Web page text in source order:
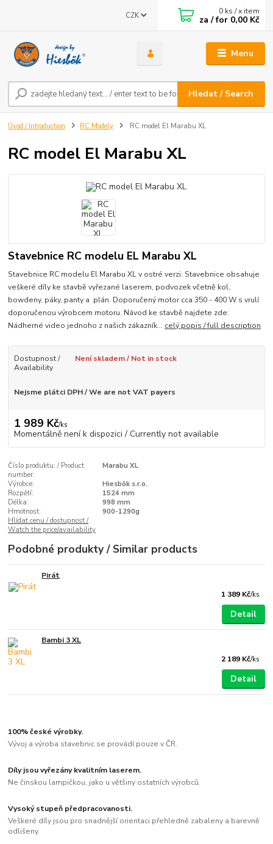
Menu
CZK
Hledat / Search
0 ks / x item
za / for 0,00 Kč
Úvod / Introduction RC Modely RC model El Marabu XL
RC model El Marabu XL
Stavebnice RC modelu EL Marabu XL
Stavebnice RC modelu El Marabu XL v ostré verzi. Stavebnice obsahuje
veškeré díly ke stavbě vyřezané laserem, podvozek včetně kol,
bowdeny, páky, panty a plán. Doporučený motor cca 350 - 400 W s vrulí
doporučenou výrobcem motoru. Návod ke stavbě najdete zde:
Nádherné video jednoho z našich zákazník... celý popis / full description
Dostupnost /
Availability
Není skladem / Not in stock
Nejsme plátci DPH / We are not VAT payers
1 989 Kč/ks
Momentálně není k dispozici / Currently not available
Číslo produktu: / Product
number:
Marabu XL
Výrobce:
Hiesbök s.r.o.
Rozpětí:
1524 mm
Délka:
998 mm
Hmotnost:
900-1290g
Hlídat cenu / dostupnost /
Watch the price/availability
Podobné produkty / Similar products
Pirát
1 389 Kč/ks
Detail
Bambi 3 XL
2 189 Kč/ks
Detail
100% české výrobky.
Vývoj a výroba stavebnic se provádí pouze v ČR.
Díly jsou vyřezány kvalitním laserem.
Ne činskou lampičkou, jako u většiny ostatních výrobců.
Vysoký stupeň předpracovanosti.
Veškeré díly jsou pro snadnější orientaci přehledně zabaleny a barevně
odlišeny.